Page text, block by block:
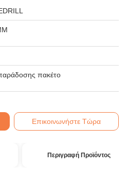
πακέτο
Επικοινωνήστε Τώρα
Περιγραφή Προϊόντος